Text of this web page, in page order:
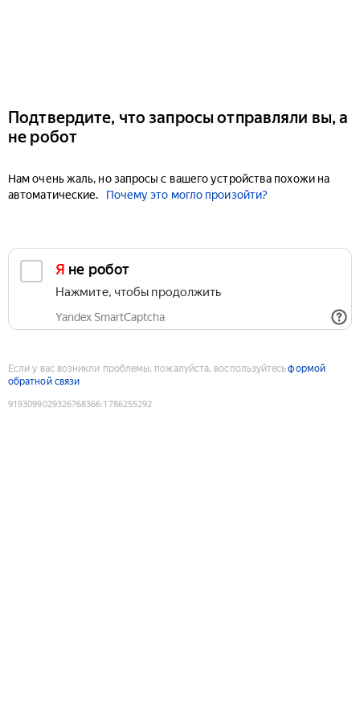
Подтвердите, что запросы отправляли вы, а
не робот
Нам очень жаль, но запросы с вашего устройства похожи на
автоматические.
Почему это могло произойти?
Я не робот
Нажмите, чтобы продолжить
Yandex SmartCaptcha
Если у вас возникли проблемы, пожалуйста, воспользуйтесьформой
обратной связи
9193099029326768366:1786255292